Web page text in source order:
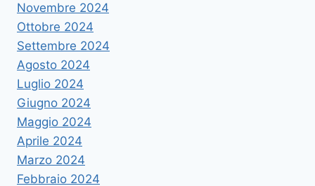
Novembre 2024
Ottobre 2024
Settembre 2024
Agosto 2024
Luglio 2024
Giugno 2024
Maggio 2024
Aprile 2024
Marzo 2024
Febbraio 2024